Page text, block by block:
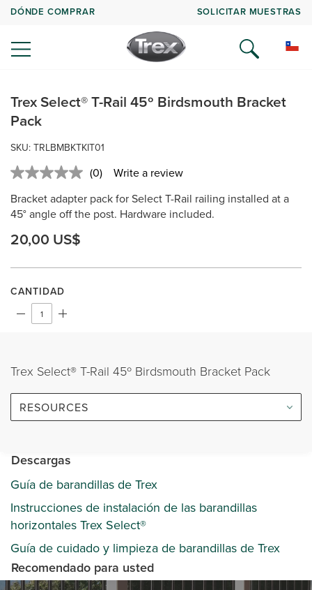
DÓNDE COMPRAR SOLICITAR MUESTRAS
Trex Select® T-Rail 45º Birdsmouth Bracket
Pack
SKU: TRLBMBKTKIT01
No
value.
Same
page
(0)
Write a review
Bracket adapter pack for Select T-Rail railing installed at a
45° angle off the post. Hardware included.
20,00 US$
CANTIDAD
Trex Select® T-Rail 45º Birdsmouth Bracket Pack
RESOURCES
Descargas
Guía de barandillas de Trex
Instrucciones de instalación de las barandillas
horizontales Trex Select®
Guía de cuidado y limpieza de barandillas de Trex
Recomendado para usted